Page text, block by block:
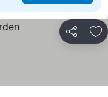
Partilhar